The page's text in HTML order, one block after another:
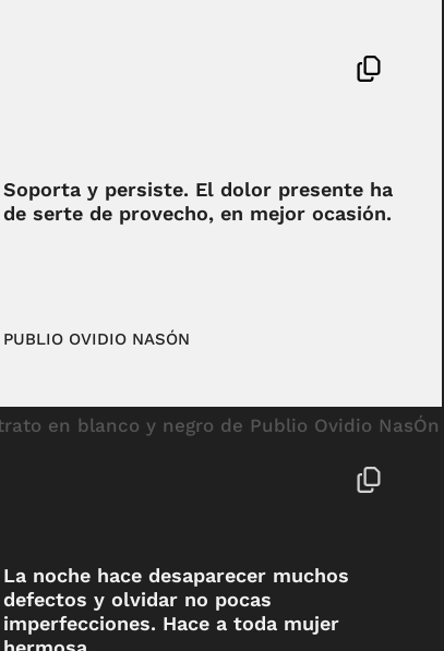
Soporta y persiste. El dolor presente ha
de serte de provecho, en mejor ocasión.
PUBLIO OVIDIO NASÓN
La noche hace desaparecer muchos
defectos y olvidar no pocas
imperfecciones. Hace a toda mujer